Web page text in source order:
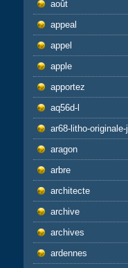
août
appeal
appel
apple
apportez
aq56d-l
ar68-litho-originale-j
aragon
arbre
architecte
archive
archives
ardennes